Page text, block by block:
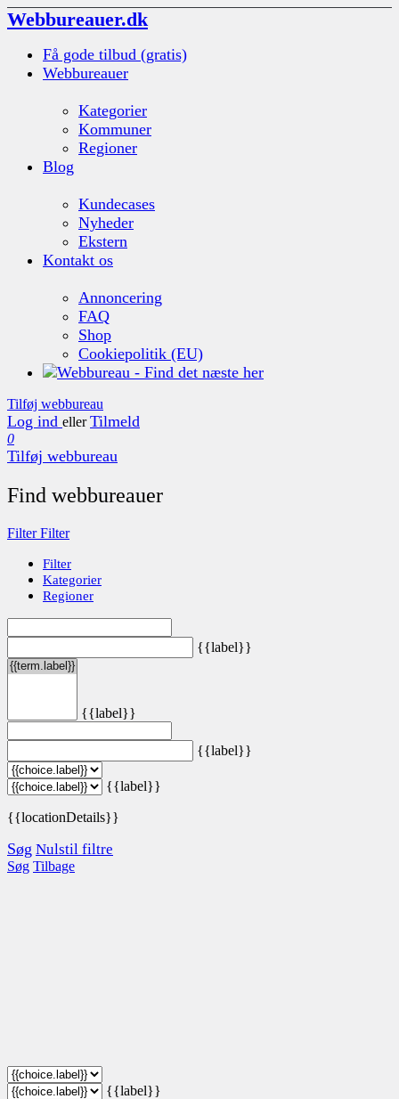
Webbureauer.dk
Få gode tilbud (gratis)
Webbureauer
Kategorier
Kommuner
Regioner
Blog
Kundecases
Nyheder
Ekstern
Kontakt os
Annoncering
FAQ
Shop
Cookiepolitik (EU)
Tilføj webbureau
Log ind eller Tilmeld
0
Tilføj webbureau
Find webbureauer
FilterFilter
Filter
Kategorier
Regioner
{{label}}
{{label}}
{{label}}
{{label}}
{{locationDetails}}
Søg Nulstil filtre
Søg Tilbage
{{label}}